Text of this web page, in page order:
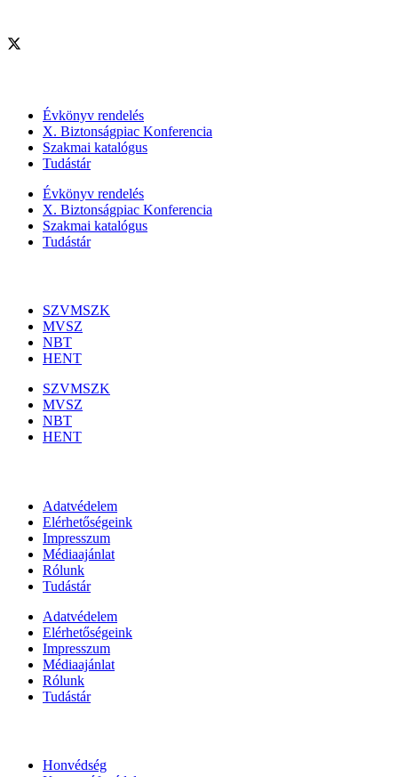
Évkönyv rendelés
X. Biztonságpiac Konferencia
Szakmai katalógus
Tudástár
Évkönyv rendelés
X. Biztonságpiac Konferencia
Szakmai katalógus
Tudástár
SZVMSZK
MVSZ
NBT
HENT
SZVMSZK
MVSZ
NBT
HENT
Adatvédelem
Elérhetőségeink
Impresszum
Médiaajánlat
Rólunk
Tudástár
Adatvédelem
Elérhetőségeink
Impresszum
Médiaajánlat
Rólunk
Tudástár
Honvédség